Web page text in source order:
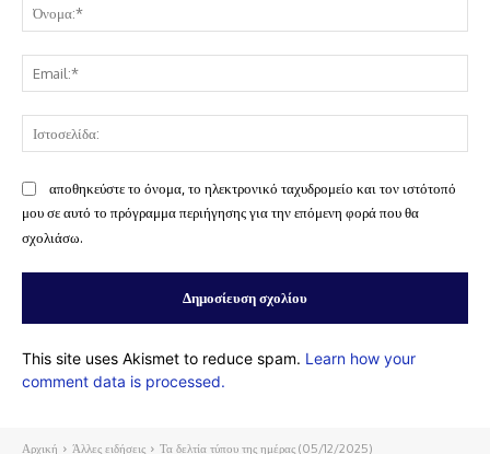
αποθηκεύστε το όνομα, το ηλεκτρονικό ταχυδρομείο και τον ιστότοπό
μου σε αυτό το πρόγραμμα περιήγησης για την επόμενη φορά που θα
σχολιάσω.
This site uses Akismet to reduce spam. Learn how your
comment data is processed.